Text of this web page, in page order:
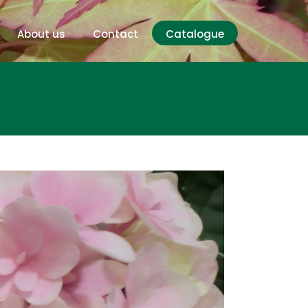
About us Contact Catalogue